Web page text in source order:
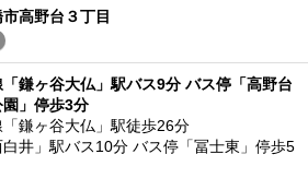
高野台３丁目
鎌ヶ谷大仏」駅バス9分 バス停「高野台
」停歩3分
鎌ヶ谷大仏」駅徒歩26分
井」駅バス10分 バス停「冨士東」停歩5
中古一戸建
マンション
土地